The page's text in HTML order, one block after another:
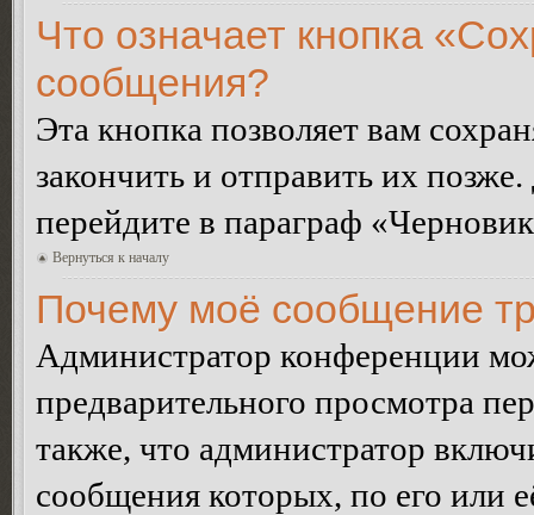
Что означает кнопка
сообщения?
Эта кнопка позволяет вам
закончить и отправить их
перейдите в параграф
Вернуться к началу
Почему моё сообщение
Администратор конференции
предварительного просмотра
также, что администратор
сообщения которых, по его или